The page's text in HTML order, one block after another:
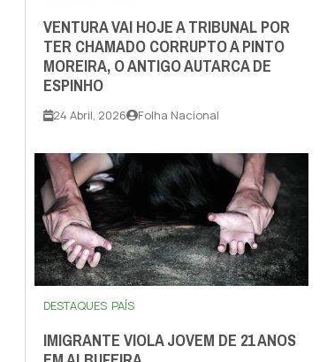
VENTURA VAI HOJE A TRIBUNAL POR
TER CHAMADO CORRUPTO A PINTO
MOREIRA, O ANTIGO AUTARCA DE
ESPINHO
24 Abril, 2026 Folha Nacional
DESTAQUES PAÍS
IMIGRANTE VIOLA JOVEM DE 21 ANOS